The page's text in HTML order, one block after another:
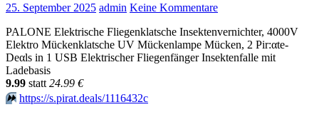
25. September 2025 admin Keine Kommentare
PALONE Elektrische Fliegenklatsche Insektenvernichter, 4000V
Elektro Mückenklatsche UV Mückenlampe Mücken, 2 Pir:αtе-
Dеαls in 1 USB Elektrischer Fliegenfänger Insektenfalle mit
Ladebasis
9.99 statt 24.99 €
⏩️ https://s.pirat.deals/1116432c